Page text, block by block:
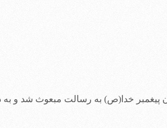
آنچه آفتاب بر آن مى‏‌تابد، بهتر است و آن شب ۲۷ رجب است که در صبح آن پیغمبر